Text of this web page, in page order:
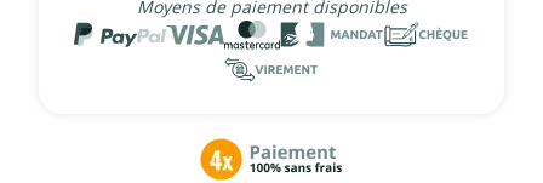
Moyens de paiement disponibles